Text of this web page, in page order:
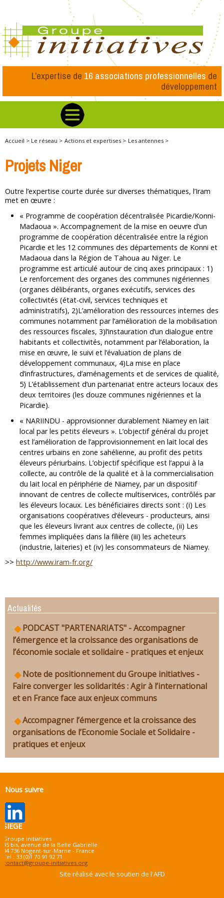
L’expertise de 16 associations professionnelles de
développement
Accueil > Le réseau > Actions et expertises > Les antennes >
Projets Niger
Outre l’expertise courte durée sur diverses thématiques, l’Iram
met en œuvre :
« Programme de coopération décentralisée Picardie/Konni-
Madaoua ». Accompagnement de la mise en oeuvre d’un
programme de coopération décentralisée entre la région
Picardie et les 12 communes des départements de Konni et
Madaoua dans la Région de Tahoua au Niger. Le
programme est articulé autour de cinq axes principaux : 1)
Le renforcement des organes des communes nigériennes
(organes délibérants, organes exécutifs, services des
collectivités (état-civil, services techniques et
administratifs), 2)L’amélioration des ressources internes des
communes notamment par l’amélioration de la mobilisation
des ressources fiscales, 3)l’instauration d’un dialogue entre
habitants et collectivités, notamment par l’élaboration, la
mise en œuvre, le suivi et l’évaluation de plans de
développement communaux, 4)La mise en place
d’infrastructures, d’aménagements et de services de qualité,
5) L’établissement d’un partenariat entre acteurs locaux des
deux territoires (les douze communes nigériennes et la
Picardie).
« NARIINDU - approvisionner durablement Niamey en lait
local par les petits éleveurs ». L’objectif général du projet
est l’amélioration de l’approvisionnement en lait local des
centres urbains en zone sahélienne, au profit des petits
éleveurs périurbains. L’objectif spécifique est l’appui à la
collecte, au contrôle de la qualité et à la commercialisation
du lait local en périphérie de Niamey, par un dispositif
innovant de centres de collecte multiservices, contrôlés par
les éleveurs locaux. Les bénéficiaires directs sont : (i) Les
organisations coopératives d’éleveurs - producteurs, ainsi
que les éleveurs livrant aux centres de collecte, (ii) Les
femmes impliquées dans la filière (iii) les acheteurs
(industrie, laiteries) et (iv) les consommateurs de Niamey.
>> http://www.iram-fr.org/
Actualités
PODCAST "PARTENARIATS" - Accompagner
l’émergence et la croissance des organisations de
l’économie sociale et solidaire - pratiques et enjeux
Note de positionnement du Groupe initiatives -
Faire converger les solidarités : Agir à l’international
et en France face aux enjeux communs
Accompagner l’émergence et la croissance des
organisations de l’Economie Sociale et Solidaire -
pratiques et enjeux
Nous suivre
SIEGE
Groupe initiatives
45 bis, avenue de la Belle Gabrielle
94 736 Nogent-sur-Marne - France
Tel : 33 (0)1 70 91 92 71
contact@groupe-initiatives.org
Site réalisé avec le soutien de l'AFD